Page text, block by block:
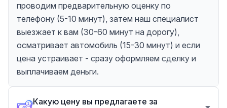
проводим предварительную оценку по
телефону (5-10 минут), затем наш специалист
выезжает к вам (30-60 минут на дорогу),
осматривает автомобиль (15-30 минут) и если
цена устраивает - сразу оформляем сделку и
выплачиваем деньги.
Какую цену вы предлагаете за